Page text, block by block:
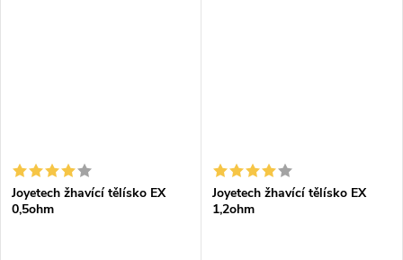
Joyetech žhavící tělísko EX
0,5ohm
Joyetech žhavící tělísko EX
1,2ohm